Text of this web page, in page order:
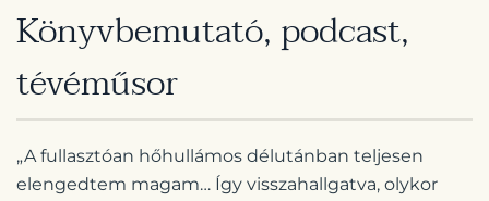
Könyvbemutató, podcast,
tévéműsor
„A fullasztóan hőhullámos délutánban teljesen
elengedtem magam… Így visszahallgatva, olykor